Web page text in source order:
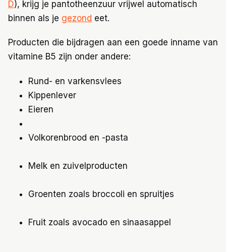
D), krijg je pantotheenzuur vrijwel automatisch
binnen als je gezond eet.
Producten die bijdragen aan een goede inname van
vitamine B5 zijn onder andere:
Rund- en varkensvlees
Kippenlever
Eieren
Volkorenbrood en -pasta
Melk en zuivelproducten
Groenten zoals broccoli en spruitjes
Fruit zoals avocado en sinaasappel